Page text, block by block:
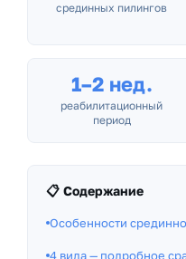
срединных пилингов
1–2 нед.
реабилитационный
период
📋 Содержание
Особенности
4 вида — подробное